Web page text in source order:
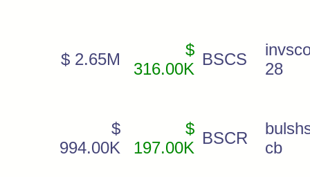
$ 2.65M
$
316.00K
BSCS
28
$
994.00K
$
197.00K
BSCR
cb